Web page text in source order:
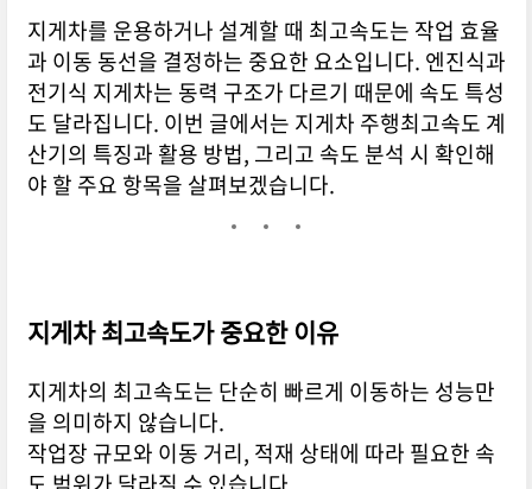
지게차를 운용하거나 설계할 때 최고속도는 작업 효율
과 이동 동선을 결정하는 중요한 요소입니다. 엔진식과
전기식 지게차는 동력 구조가 다르기 때문에 속도 특성
도 달라집니다. 이번 글에서는 지게차 주행최고속도 계
산기의 특징과 활용 방법, 그리고 속도 분석 시 확인해
야 할 주요 항목을 살펴보겠습니다.
지게차 최고속도가 중요한 이유
지게차의 최고속도는 단순히 빠르게 이동하는 성능만
을 의미하지 않습니다.
작업장 규모와 이동 거리, 적재 상태에 따라 필요한 속